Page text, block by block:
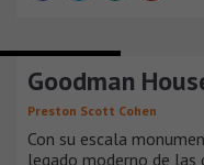
Goodman
Preston Scott Cohen
Con su escala
legado moderno de las